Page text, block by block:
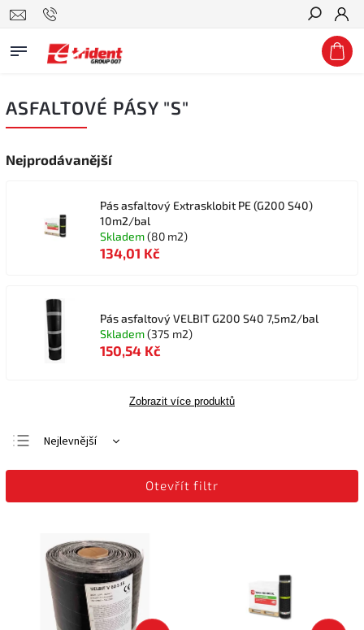
Hledat
ASFALTOVÉ PÁSY "S"
Nejprodávanější
Pás asfaltový Extrasklobit PE (G200 S40)
10m2/bal
Skladem(80 m2)
134,01 Kč
Pás asfaltový VELBIT G200 S40 7,5m2/bal
Skladem(375 m2)
150,54 Kč
Zobrazit více produktů
Nejlevnější
Nejdražší
Otevřít filtr